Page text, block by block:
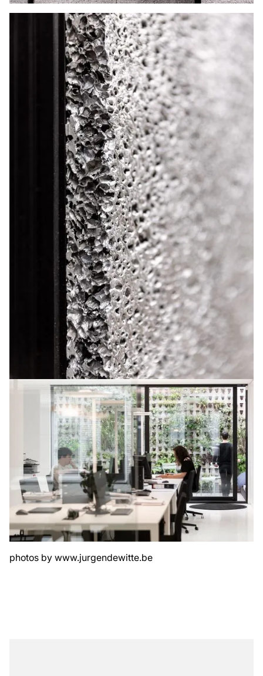
photos by www.jurgendewitte.be